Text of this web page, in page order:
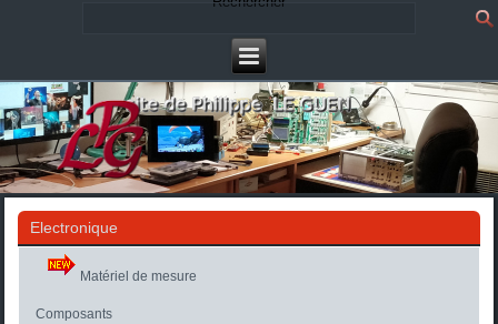
Electronique
Matériel de mesure
Composants